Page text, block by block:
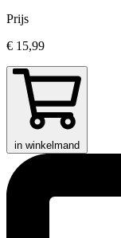
Prijs
€ 15,99
in winkelmand